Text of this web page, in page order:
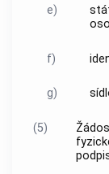
e)
f)
g)
(5)